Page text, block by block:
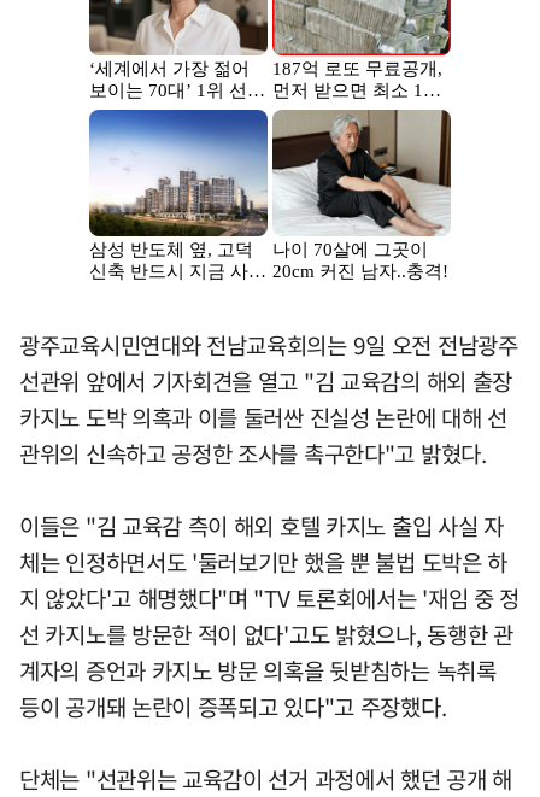
광주교육시민연대와 전남교육회의는 9일 오전 전남광주
선관위 앞에서 기자회견을 열고 "김 교육감의 해외 출장
카지노 도박 의혹과 이를 둘러싼 진실성 논란에 대해 선
관위의 신속하고 공정한 조사를 촉구한다"고 밝혔다.
이들은 "김 교육감 측이 해외 호텔 카지노 출입 사실 자
체는 인정하면서도 '둘러보기만 했을 뿐 불법 도박은 하
지 않았다'고 해명했다"며 "TV 토론회에서는 '재임 중 정
선 카지노를 방문한 적이 없다'고도 밝혔으나, 동행한 관
계자의 증언과 카지노 방문 의혹을 뒷받침하는 녹취록
등이 공개돼 논란이 증폭되고 있다"고 주장했다.
단체는 "선관위는 교육감이 선거 과정에서 했던 공개 해